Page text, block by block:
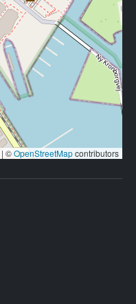
| ©OpenStreetMapcontributors